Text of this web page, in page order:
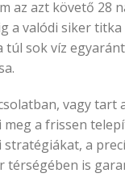
azt követő 28
a valódi siker
sok víz
vagy tart
a frissen
a
térségében is